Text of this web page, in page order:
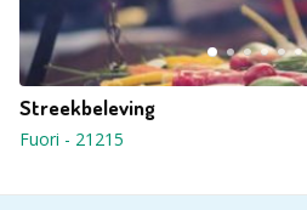
Streekbeleving
Fuori - 21215